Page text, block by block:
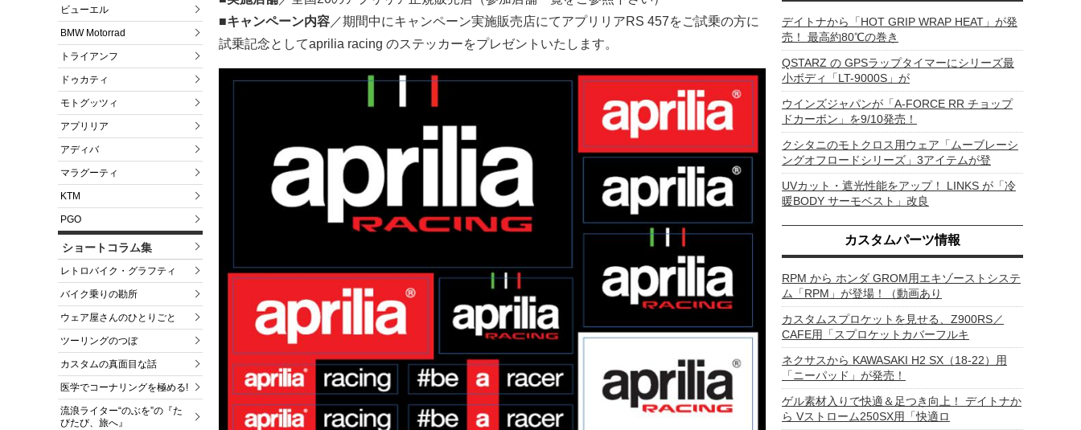
ビューエル
BMW Motorrad
トライアンフ
ドゥカティ
モトグッツィ
アプリリア
アディバ
マラグーティ
KTM
PGO
ショートコラム集
レトロバイク・グラフティ
バイク乗りの勘所
ウェア屋さんのひとりごと
ツーリングのつぼ
カスタムの真面目な話
医学でコーナリングを極める!
流浪ライター“のぶを”の『た
びたび、旅へ』
■キャンペーン内容 ／期間中にキャンペーン実施販売店にてアプリリアRS 457をご試乗の方に
試乗記念としてaprilia racing のステッカーをプレゼントいたします。
デイトナから「HOT GRIP WRAP HEAT」が発
売！ 最高約80℃の巻き
QSTARZ の GPSラップタイマーにシリーズ最
小ボディ「LT-9000S」が
ウインズジャパンが「A-FORCE RR チョップ
ドカーボン」を9/10発売！
クシタニのモトクロス用ウェア「ムーブレーシ
ングオフロードシリーズ」3アイテムが登
UVカット・遮光性能をアップ！ LINKS が「冷
暖BODY サーモベスト」改良
カスタムパーツ情報
RPM から ホンダ GROM用エキゾーストシステ
ム「RPM」が登場！（動画あり
カスタムスプロケットを見せる、Z900RS／
CAFE用「スプロケットカバーフルキ
ネクサスから KAWASAKI H2 SX（18-22）用
「ニーパッド」が発売！
ゲル素材入りで快適＆足つき向上！ デイトナか
ら Vストローム250SX用「快適ロ